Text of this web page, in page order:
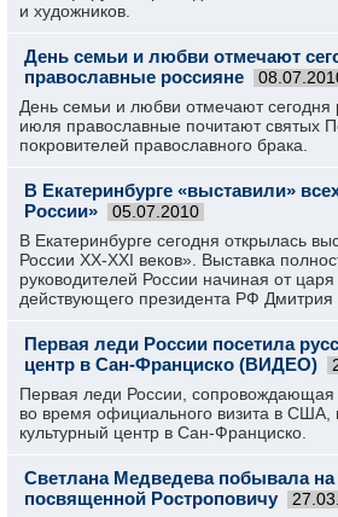
и художников.
День семьи и любви отмечают
православные россияне
День семьи и любви отмечают сегодня
июля православные почитают святых
покровителей православного брака.
В Екатеринбурге «выставили»
России»
05.07.2010
В Екатеринбурге сегодня открылась
России XX-XXI веков». Выставка
руководителей России начиная от
действующего президента РФ Дмитрия
Первая леди России посетила
центр в Сан-Франциско (ВИДЕО)
Первая леди России,
во время официального визита в США,
культурный центр в Сан-Франциско.
Светлана Медведева побывала на
посвященной Ростроповичу